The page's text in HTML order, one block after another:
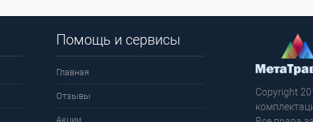
Помощь и сервисы
Главная
Отзывы
Акции
Copyright